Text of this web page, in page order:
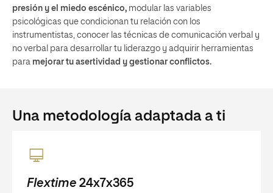
presión y el miedo escénico, modular las variables
psicológicas que condicionan tu relación con los
instrumentistas, conocer las técnicas de comunicación verbal y
no verbal para desarrollar tu liderazgo y adquirir herramientas
para mejorar tu asertividad y gestionar conflictos.
Una metodología adaptada a ti
Flextime 24x7x365